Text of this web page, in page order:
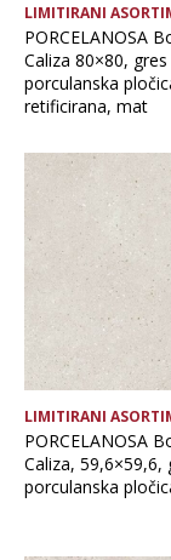
Glavna boja
Namjena pločice
Vrsta
Vrsta obrade
LIMITIRANI
PORCELANOSA
Caliza 80×80, gres
porculanska
retificirana, mat
LIMITIRANI
PORCELANOSA
Caliza, 59,6×59,6,
porculanska